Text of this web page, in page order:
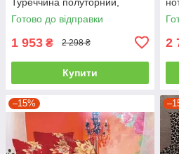
червоний
Готово до відправки
1 953 ₴ 2 298 ₴
Купити
2
–15%